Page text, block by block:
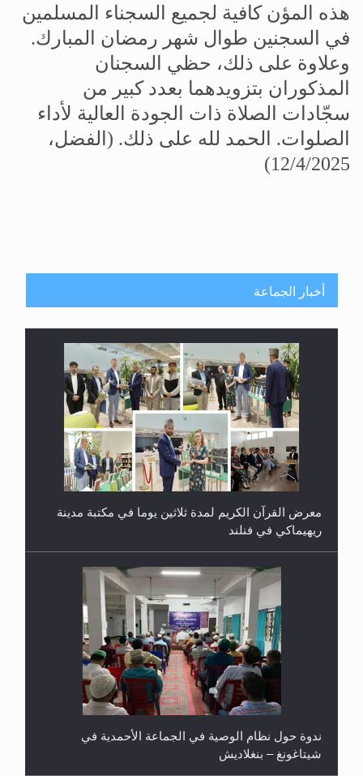
هذه المؤن كافية لجميع السجناء المسلمين
في السجنين طوال شهر رمضان المبارك.
وعلاوة على ذلك، حظي السجنان
المذكوران بتزويدهما بعدد كبير من
سجّادات الصلاة ذات الجودة العالية لأداء
الصلوات. الحمد لله على ذلك. (الفضل،
12/4/2025)
أخبار الجماعة
معرض القرآن الكريم لمدة ثلاثين يوما في مكتبة مدينة
ريهيماكي في فنلند
ندوة حول نظام الوصية في الجماعة الأحمدية في
شيتاغونغ – بنغلاديش